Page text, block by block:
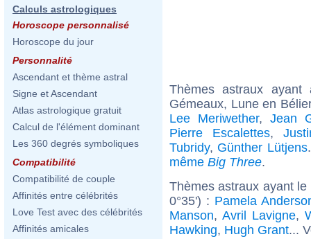
Calculs astrologiques
Horoscope personnalisé
Horoscope du jour
Personnalité
Ascendant et thème astral
Signe et Ascendant
Atlas astrologique gratuit
Calcul de l'élément dominant
Les 360 degrés symboliques
Compatibilité
Compatibilité de couple
Affinités entre célébrités
Love Test avec des célébrités
Affinités amicales
Thèmes astraux
Gémeaux, Lune en
Lee Meriwether, Jean
Pierre Escalettes,
Tubridy, Günther Lütjens
même Big Three.
Thèmes astraux ayant
0°35') : Pamela
Manson, Avril Lavigne,
Hawking, Hugh Grant...